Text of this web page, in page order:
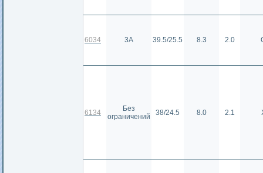
6034 3А 39.5/25.5 8.3 2.0
6134
Без
ограничений
38/24.5 8.0 2.1